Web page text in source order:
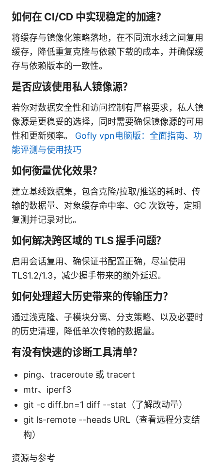
如何在 CI/CD 中实现稳定的加速？
将缓存与镜像化策略落地，在不同流水线之间复用
缓存，降低重复克隆与依赖下载的成本，并确保缓
存与依赖版本的一致性。
是否应该使用私人镜像源？
若你对数据安全性和访问控制有严格要求，私人镜
像源是更稳妥的选择，同时需要确保镜像源的可用
性和更新频率。 Gofly vpn电脑版：全面指南、功
能评测与使用技巧
如何衡量优化效果？
建立基线数据集，包含克隆/拉取/推送的耗时、传
输的数据量、对象缓存命中率、GC 次数等，定期
复测并记录对比。
如何解决跨区域的 TLS 握手问题？
启用会话复用、确保证书配置正确，尽量使用
TLS1.2/1.3，减少握手带来的额外延迟。
如何处理超大历史带来的传输压力？
通过浅克隆、子模块分离、分支策略、以及必要时
的历史清理，降低单次传输的数据量。
有没有快速的诊断工具清单？
ping、traceroute 或 tracert
mtr、iperf3
git -c diff.bn=1 diff --stat（了解改动量）
git ls-remote --heads URL（查看远程分支结
构）
资源与参考